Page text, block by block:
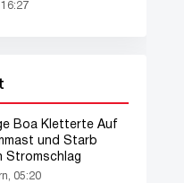
Boa Kletterte Auf
und Starb
Stromschlag
05:20